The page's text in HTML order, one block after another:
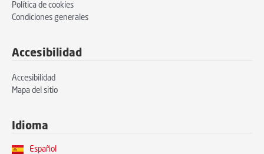
Política de cookies
Condiciones generales
Accesibilidad
Accesibilidad
Mapa del sitio
Idioma
Español